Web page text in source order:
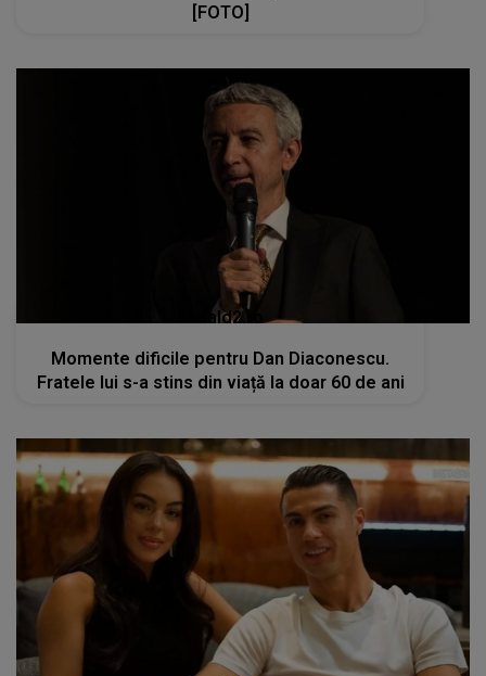
[FOTO]
kanald2.ro
Momente dificile pentru Dan Diaconescu.
Fratele lui s-a stins din viață la doar 60 de ani